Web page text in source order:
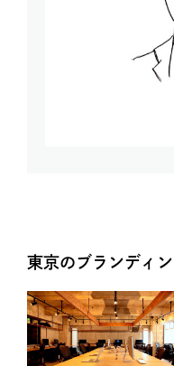
東京のブランディ